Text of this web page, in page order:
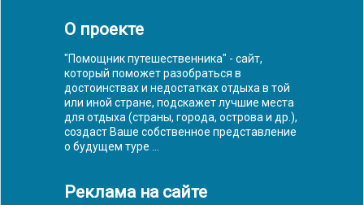
О проекте
"Помощник путешественника" - сайт,
который поможет разобраться в
достоинствах и недостатках отдыха в той
или иной стране, подскажет лучшие места
для отдыха (страны, города, острова и др.),
создаст Ваше собственное представление
о будущем туре ...
Реклама на сайте